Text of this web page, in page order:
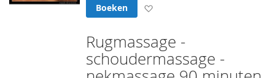
Boeken
Rugmassage -
schoudermassage -